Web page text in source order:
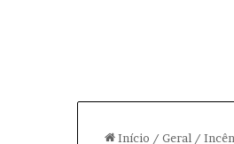
Início / Geral /